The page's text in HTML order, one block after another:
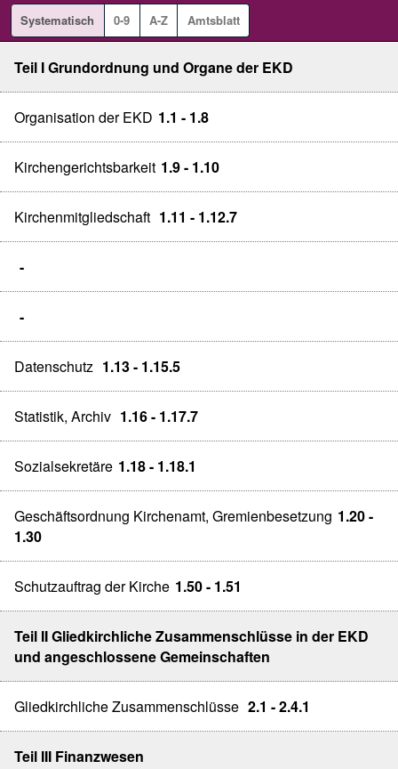
Systematisch 0-9 A-Z Amtsblatt
Teil I Grundordnung und Organe der EKD
Organisation der EKD 1.1 - 1.8
Kirchengerichtsbarkeit 1.9 - 1.10
Kirchenmitgliedschaft 1.11 - 1.12.7
-
-
Datenschutz 1.13 - 1.15.5
Statistik, Archiv 1.16 - 1.17.7
Sozialsekretäre 1.18 - 1.18.1
Geschäftsordnung Kirchenamt, Gremienbesetzung 1.20 -
1.30
Schutzauftrag der Kirche 1.50 - 1.51
Teil II Gliedkirchliche Zusammenschlüsse in der EKD
und angeschlossene Gemeinschaften
Gliedkirchliche Zusammenschlüsse 2.1 - 2.4.1
Teil III Finanzwesen